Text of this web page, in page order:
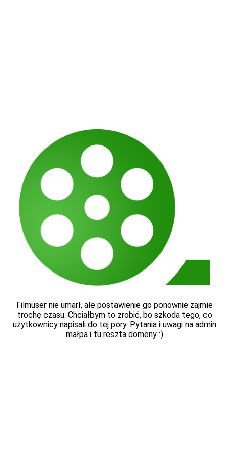
Filmuser nie umarł, ale postawienie go ponownie zajmie
trochę czasu. Chciałbym to zrobić, bo szkoda tego, co
użytkownicy napisali do tej pory. Pytania i uwagi na admin
małpa i tu reszta domeny :)